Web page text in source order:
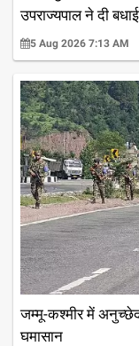
उपराज्यपाल ने दी बधाई
5 Aug 2026 7:13 AM
जम्मू-कश्मीर में
घमासान